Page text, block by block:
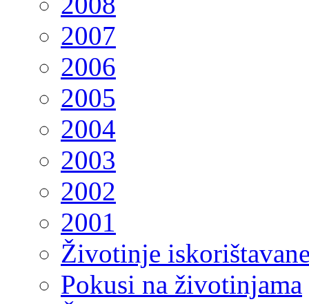
2007
2006
2005
2004
2003
2002
2001
Životinje
Pokusi na životinjama